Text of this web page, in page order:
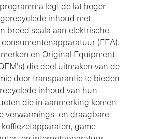
legt de lat hoger
inhoud met
breed scala aan elektrische
(EEA).
en Original Equipment
die deel uitmaken van de
door transparantie te bieden
inhoud van hun
die in aanmerking komen
verwarmings- en draagbare
game-